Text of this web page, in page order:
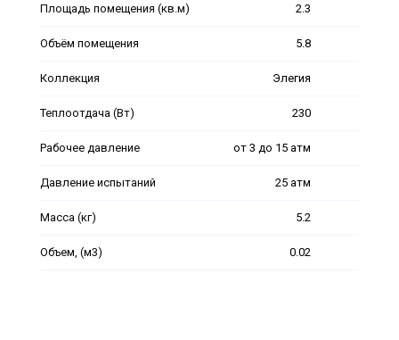
Площадь помещения (кв.м) 2.3
Объём помещения 5.8
Коллекция Элегия
Теплоотдача (Вт) 230
Рабочее давление от 3 до 15 атм
Давление испытаний 25 атм
Масса (кг) 5.2
Объем, (м3) 0.02